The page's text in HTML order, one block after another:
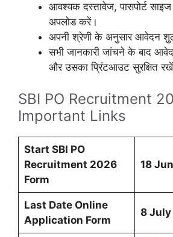
आवश्यक दस्तावेज, पासपोर्ट साइज
अपलोड करें।
अपनी श्रेणी के अनुसार आवेदन
सभी जानकारी जांचने के बाद
और उसका प्रिंटआउट सुरक्षित
SBI PO Recruitment
Important Links
Start SBI PO
Recruitment 2026
Form
18
Last Date Online
Application Form
8